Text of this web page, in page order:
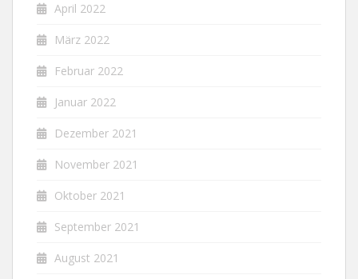
April 2022
März 2022
Februar 2022
Januar 2022
Dezember 2021
November 2021
Oktober 2021
September 2021
August 2021